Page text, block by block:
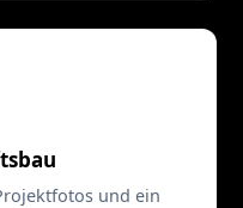
und ein